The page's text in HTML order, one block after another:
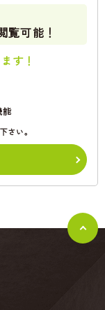
覧可能！
す！
能
さい。